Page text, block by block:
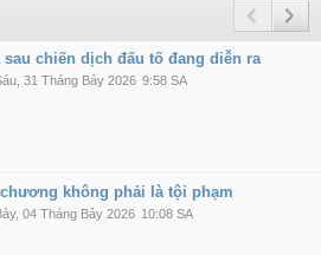
sau chiến dịch đấu tố đang diễn ra
31 Tháng Bảy 2026 9:58 SA
không phải là tội phạm
04 Tháng Bảy 2026 10:08 SA